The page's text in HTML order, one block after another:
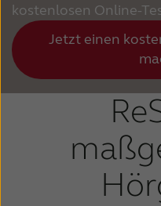
kostenlosen Online-
Jetzt einen